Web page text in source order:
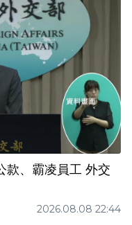
款、霸凌員工 外交
2026.08.08 22:44